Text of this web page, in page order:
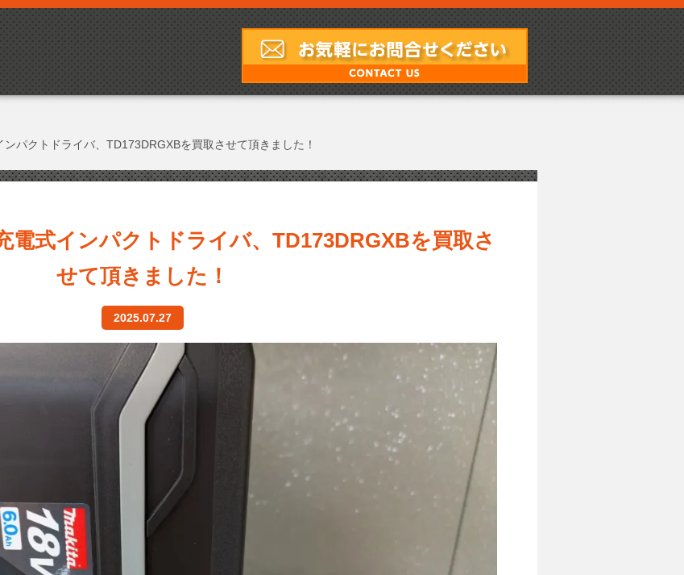
パクトドライバ、TD173DRGXBを買取させて頂きました！
電式インパクトドライバ、TD173DRGXBを買取さ
せて頂きました！
2025.07.27